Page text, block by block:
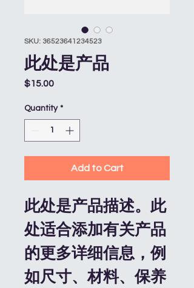
SKU: 36523641234523
此处是产品
$15.00Price
Quantity *
Add to Cart
此处是产品描述。此
处适合添加有关产品
的更多详细信息，例
如尺寸、材料、保养